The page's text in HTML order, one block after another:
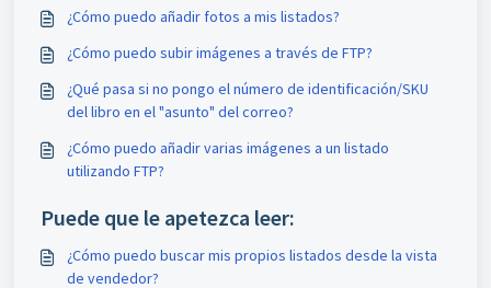
¿Cómo puedo añadir fotos a mis listados?
¿Cómo puedo subir imágenes a través de FTP?
¿Qué pasa si no pongo el número de identificación/SKU
del libro en el "asunto" del correo?
¿Cómo puedo añadir varias imágenes a un listado
utilizando FTP?
Puede que le apetezca leer:
¿Cómo puedo buscar mis propios listados desde la vista
de vendedor?